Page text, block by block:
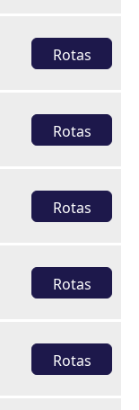
Rotas
Rotas
Rotas
Rotas
Rotas